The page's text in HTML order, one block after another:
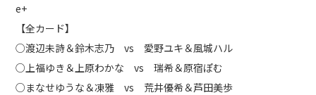
e+
【全カード】
○渡辺未詩＆鈴木志乃 vs 愛野ユキ＆風城ハル
○上福ゆき＆上原わかな vs 瑞希＆原宿ぽむ
○まなせゆうな＆凍雅 vs 荒井優希＆芦田美歩